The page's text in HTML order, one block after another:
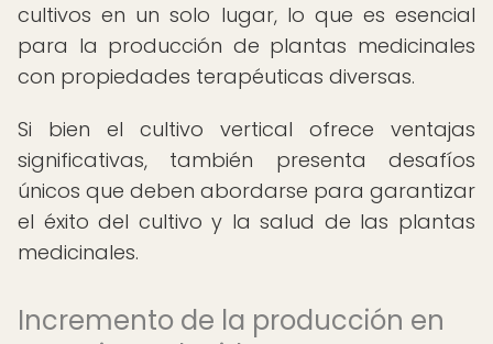
cultivos en un solo lugar, lo que es esencial
para la producción de plantas medicinales
con propiedades terapéuticas diversas.
Si bien el cultivo vertical ofrece ventajas
significativas, también presenta desafíos
únicos que deben abordarse para garantizar
el éxito del cultivo y la salud de las plantas
medicinales.
Incremento de la producción en